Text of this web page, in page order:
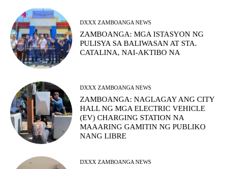
DXXX ZAMBOANGA NEWS
ZAMBOANGA: MGA ISTASYON NG
PULISYA SA BALIWASAN AT STA.
CATALINA, NAI-AKTIBO NA
DXXX ZAMBOANGA NEWS
ZAMBOANGA: NAGLAGAY ANG CITY
HALL NG MGA ELECTRIC VEHICLE
(EV) CHARGING STATION NA
MAAARING GAMITIN NG PUBLIKO
NANG LIBRE
DXXX ZAMBOANGA NEWS